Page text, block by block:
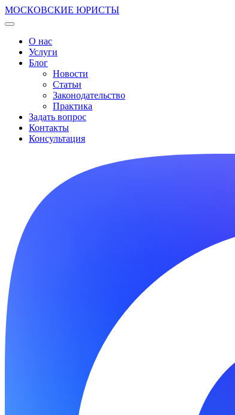
МОСКОВСКИЕ ЮРИСТЫ
О нас
Услуги
Блог
Новости
Статьи
Законодательство
Практика
Задать вопрос
Контакты
Консультация